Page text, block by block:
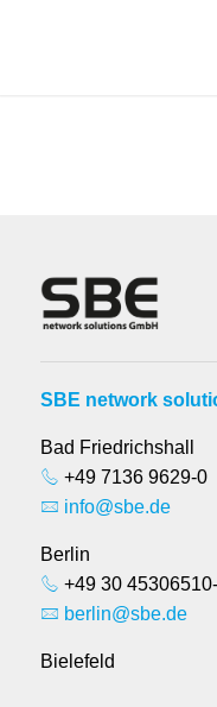
SBE network
Bad Friedrichshall
+49 7136 9629-0
info@sbe.de
Berlin
+49 30
berlin@sbe.de
Bielefeld